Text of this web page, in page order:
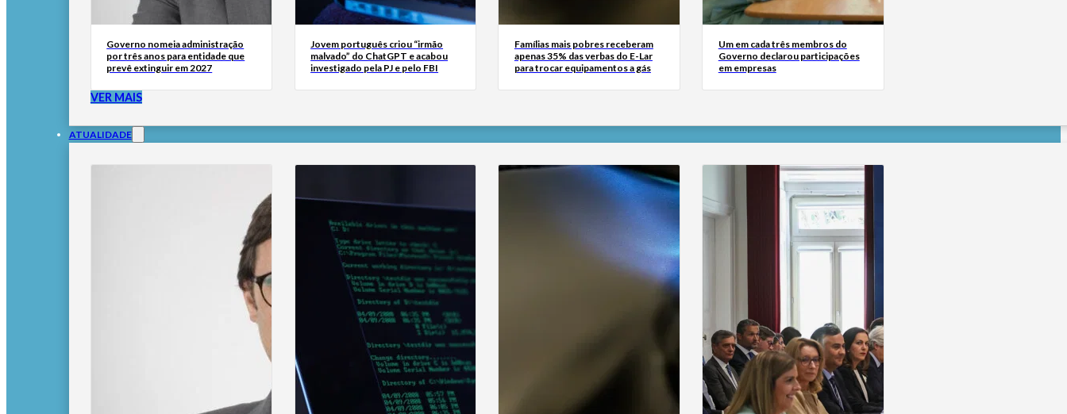
Governo nomeia administração
por três anos para entidade que
prevê extinguir em 2027
Jovem português criou “irmão
malvado” do ChatGPT e acabou
investigado pela PJ e pelo FBI
Famílias mais pobres receberam
apenas 35% das verbas do E-Lar
para trocar equipamentos a gás
Um em cada três membros do
Governo declarou participações
em empresas
VER MAIS
ATUALIDADE